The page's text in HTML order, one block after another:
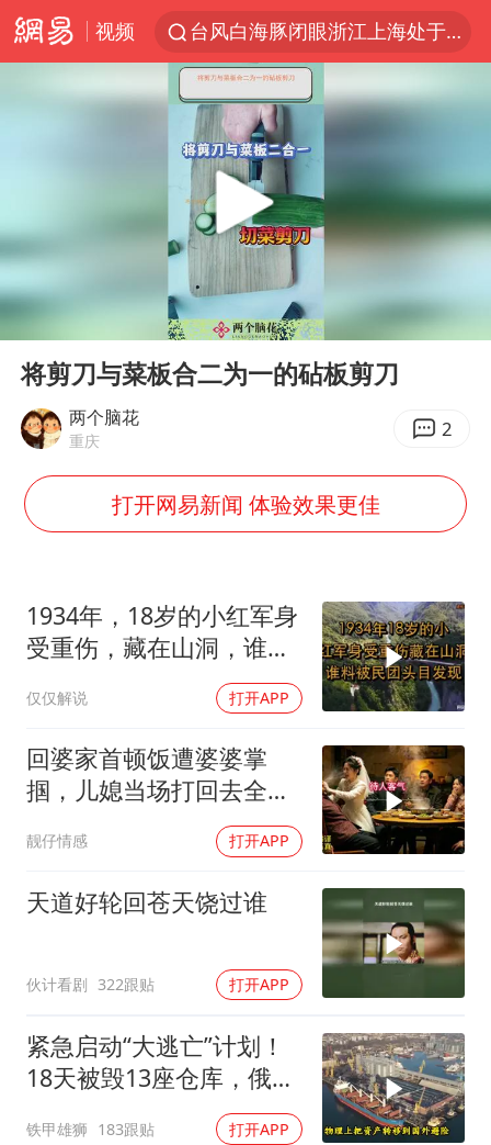
视频
台风白海豚闭眼浙江上海处于危险半圆
香港宏福苑火灾或由烟头引起
张本智和：零封向鹏不意外
泰国初中生饮弹自尽前开了26枪
用AI造出新病毒意味着什么
浙江最强风雨时段已锁定
老人被城管撞倒后离世亲属质疑记录仪
必胜客，被正式买断
四川宜宾地震网友称睡觉被摇醒
习近平心系体育强国建设
Play
将剪刀与菜板合二为一的砧板剪刀
两个脑花
重庆 2
打开网易新闻 体验效果更佳
1934年，18岁的小红军身
受重伤，藏在山洞，谁料
仅仅解说 打开APP
回婆家首顿饭遭婆婆掌
掴，儿媳当场打回去全家
靓仔情感 打开APP
天道好轮回苍天饶过谁
伙计看剧 322跟贴 打开APP
紧急启动“大逃亡”计划！
18天被毁13座仓库，俄电
商巨头被逼无奈，出此下
铁甲雄狮 183跟贴 打开APP